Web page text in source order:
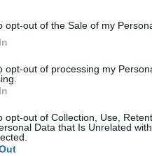
opt-out of the Sale of my
opt-out of processing my
opt-out of Collection, Use,
Data that Is Unrelated
Campania?
stanno trovando il
ha detto il ministro
sulla scuola del
lo stop alle